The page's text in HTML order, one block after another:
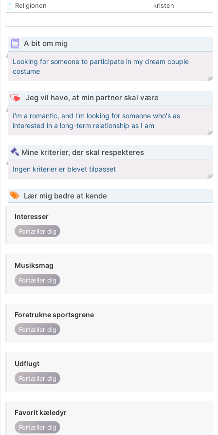
Religionen
kristen
A bit om mig
Looking for someone to participate in my dream couple
costume
Jeg vil have, at min partner skal være
I'm a romantic, and I'm looking for someone who's as
interested in a long-term relationship as I am
Mine kriterier, der skal respekteres
Ingen kriterier er blevet tilpasset
Lær mig bedre at kende
Interesser
Fortæller dig
Musiksmag
Fortæller dig
Foretrukne sportsgrene
Fortæller dig
Udflugt
Fortæller dig
Favorit kæledyr
Fortæller dig